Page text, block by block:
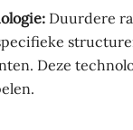
Duurdere
Deze